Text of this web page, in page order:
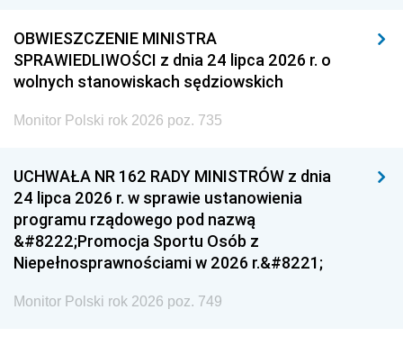
OBWIESZCZENIE MINISTRA
SPRAWIEDLIWOŚCI z dnia 24 lipca 2026 r. o
wolnych stanowiskach sędziowskich
Monitor Polski rok 2026 poz. 735
UCHWAŁA NR 162 RADY MINISTRÓW z dnia
24 lipca 2026 r. w sprawie ustanowienia
programu rządowego pod nazwą
&#8222;Promocja Sportu Osób z
Niepełnosprawnościami w 2026 r.&#8221;
Monitor Polski rok 2026 poz. 749